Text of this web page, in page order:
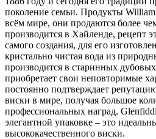
поколение семьи. Продукты
всём мире, они продаются более
производится в Хайленде, рецепт
самого создания, для его
кристально чистая вода из
производится в старинных
приобретает свои неповторимые
постоянно подтверждает
виски в мире, получая большое
профессиональных наград.
элегантной упаковке – это
высококачественного виски.